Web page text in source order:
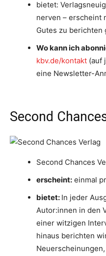
bietet:
nerven – erscheint
Gutes zu berichten
Wo kann ich
kbv.de/kontakt(auf
eine Newsletter-
Second
Second Chances
erscheint:einmal
bietet: In jeder
Autor:innen in den
einer witzigen
hinaus berichten